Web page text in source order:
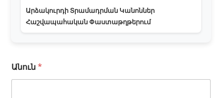
Արձակուրդի Տրամադրման Կանոններ
Հաշվապահական Փաստաթղթերում
Հ
Անուն*